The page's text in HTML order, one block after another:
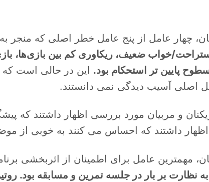
چهار عامل از پنج عامل خطر اصلی که
خواب ضعیف، ریکاوری کم بین بازی‌ها،
پایین تر استحکام بود. این در حالی است
اصلی آسیب دیدگی نمی دانستند.
و مربیان مورد بررسی اظهار داشتند که
اظهار داشتند که احساس می کنند به خوبی از
مهمترین عامل برای اطمینان از اثربخشی
نظارت بر بار در جلسه تمرین و مسابقه بود.